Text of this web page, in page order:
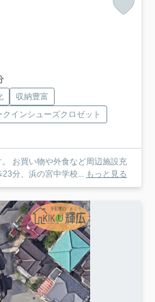
収納豊富
クインシューズクロゼット
お買い物や外食など周辺施設充
分、浜の宮中学校...
もっと見る